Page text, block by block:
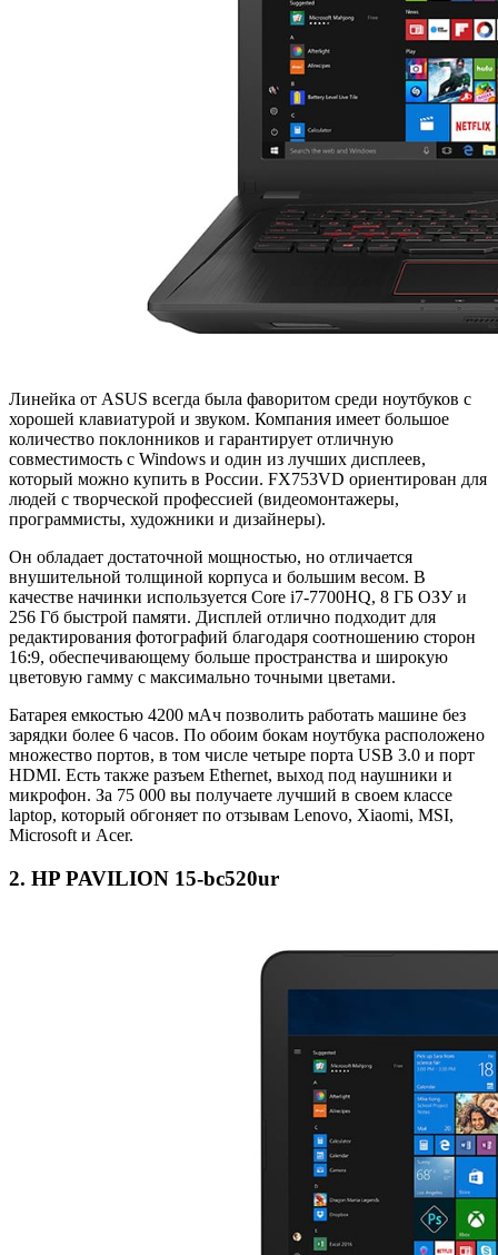
Линейка от ASUS всегда была фаворитом среди ноутбуков с
хорошей клавиатурой и звуком. Компания имеет большое
количество поклонников и гарантирует отличную
совместимость с Windows и один из лучших дисплеев,
который можно купить в России. FX753VD ориентирован для
людей с творческой профессией (видеомонтажеры,
программисты, художники и дизайнеры).
Он обладает достаточной мощностью, но отличается
внушительной толщиной корпуса и большим весом. В
качестве начинки используется Core i7-7700HQ, 8 ГБ ОЗУ и
256 Гб быстрой памяти. Дисплей отлично подходит для
редактирования фотографий благодаря соотношению сторон
16:9, обеспечивающему больше пространства и широкую
цветовую гамму с максимально точными цветами.
Батарея емкостью 4200 мАч позволить работать машине без
зарядки более 6 часов. По обоим бокам ноутбука расположено
множество портов, в том числе четыре порта USB 3.0 и порт
HDMI. Есть также разъем Ethernet, выход под наушники и
микрофон. За 75 000 вы получаете лучший в своем классе
laptop, который обгоняет по отзывам Lenovo, Xiaomi, MSI,
Microsoft и Acer.
2. HP PAVILION 15-bc520ur